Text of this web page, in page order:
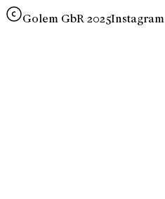
Golem GbR 2025Instagram